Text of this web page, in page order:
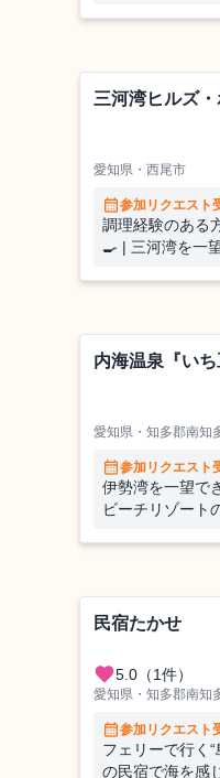
三河湾ヒルズ
愛知県・西尾市
calendar_month参加リクエスト
調理経験のある
🍳 | 三河湾を一
内海温泉『い
愛知県・知多郡南知
calendar_month参加リクエスト
伊勢湾を一望で
ビーチリゾート
民宿たかせ
favorite5.0 （1件）
愛知県・知多郡南知
calendar_month参加リクエスト
フェリーで行く
の民宿で海を感